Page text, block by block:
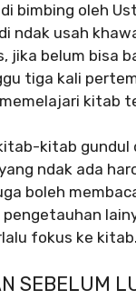
bimbing oleh
ndak usah
jika belum bisa
tiga kali
kitab
kitab gundul
ndak ada
boleh
fokus ke kitab.
SEBELUM